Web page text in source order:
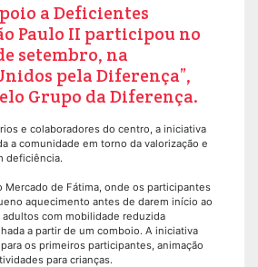
a Deficientes
Paulo II participou no
setembro, na
pela Diferença”,
Grupo da Diferença.
e colaboradores do centro, a iniciativa
a comunidade em torno da valorização e
deficiência.
Mercado de Fátima, onde os participantes
aquecimento antes de darem início ao
com mobilidade reduzida
a partir de um comboio. A iniciativa
os primeiros participantes, animação
para crianças.